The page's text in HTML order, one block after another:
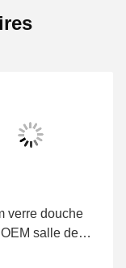
verre douche
salle de